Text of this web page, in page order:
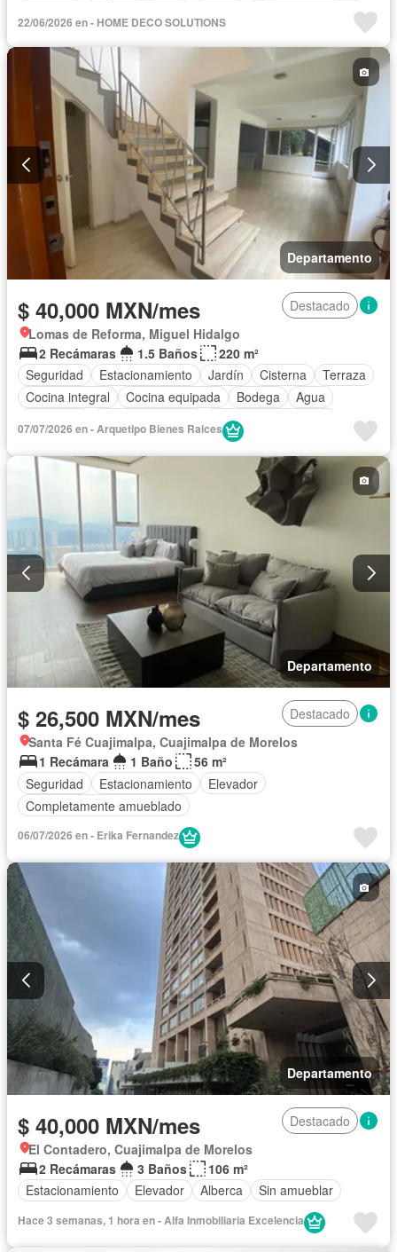
Permite mascotas
Permite niños
Sin amueblar
22/06/2026 en - HOME DECO SOLUTIONS
Departamento
$ 40,000 MXN/mes
Destacado
Lomas de Reforma, Miguel Hidalgo
2 Recámaras
1.5 Baños
220 m²
Seguridad
Estacionamiento Jardín Cisterna
Terraza
Cocina integral
Cocina equipada Bodega
Agua
Recámara con closet
Caseta de vigilancia
Permite mascotas
Sin amueblar
07/07/2026 en - Arquetipo Bienes Raices
Departamento
$ 26,500 MXN/mes
Destacado
Santa Fé Cuajimalpa, Cuajimalpa de Morelos
1 Recámara
1 Baño
56 m²
Seguridad
Estacionamiento
Elevador
Completamente amueblado
06/07/2026 en - Erika Fernandez
Departamento
$ 40,000 MXN/mes
Destacado
El Contadero, Cuajimalpa de Morelos
2 Recámaras
3 Baños
106 m²
Estacionamiento
Elevador Alberca Sin amueblar
Hace 3 semanas, 1 hora en - Alfa Inmobiliaria Excelencia